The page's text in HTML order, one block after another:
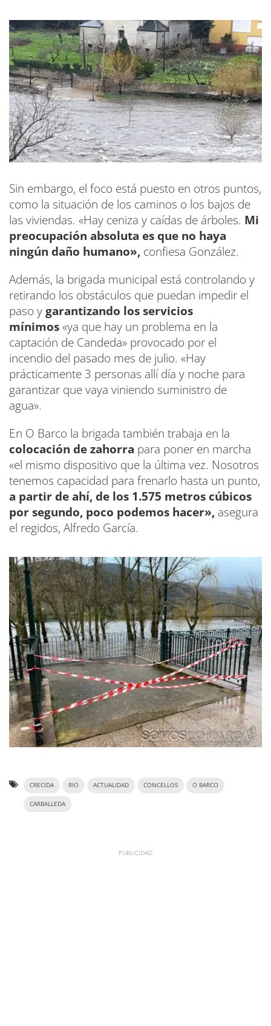
Sin embargo, el foco está puesto en otros puntos,
como la situación de los caminos o los bajos de
las viviendas. «Hay ceniza y caídas de árboles. Mi
preocupación absoluta es que no haya
ningún daño humano», confiesa González.
Además, la brigada municipal está controlando y
retirando los obstáculos que puedan impedir el
paso ygarantizando los servicios
mínimos«ya que hay un problema en la
captación de Candeda» provocado por el
incendio del pasado mes de julio. «Hay
prácticamente 3 personas allí día y noche para
garantizar que vaya viniendo suministro de
agua».
En O Barco la brigada también trabaja en la
colocación de zahorra para poner en marcha
«el mismo dispositivo que la última vez. Nosotros
tenemos capacidad para frenarlo hasta un punto,
a partir de ahí, de los 1.575 metros cúbicos
por segundo, poco podemos hacer», asegura
el regidos, Alfredo García.
CRECIDA RIO ACTUALIDAD CONCELLOS O BARCO
CARBALLEDA